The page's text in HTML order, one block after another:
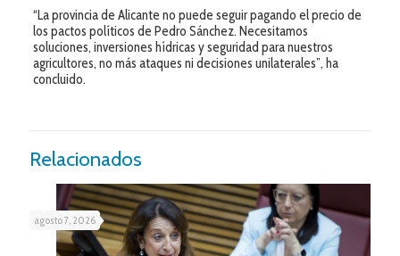
“La provincia de Alicante no puede seguir pagando el precio de
los pactos políticos de Pedro Sánchez. Necesitamos
soluciones, inversiones hídricas y seguridad para nuestros
agricultores, no más ataques ni decisiones unilaterales”, ha
concluido.
Relacionados
agosto 7, 2026